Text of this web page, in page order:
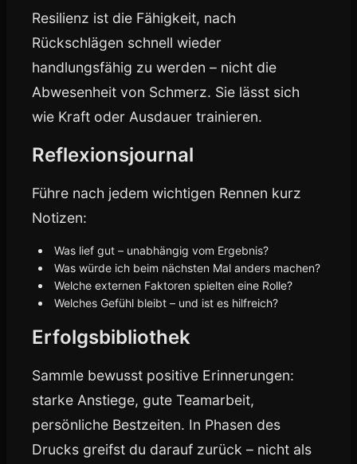
Resilienz ist die Fähigkeit, nach
Rückschlägen schnell wieder
handlungsfähig zu werden – nicht die
Abwesenheit von Schmerz. Sie lässt sich
wie Kraft oder Ausdauer trainieren.
Reflexionsjournal
Führe nach jedem wichtigen Rennen kurz
Notizen:
Was lief gut – unabhängig vom Ergebnis?
Was würde ich beim nächsten Mal anders machen?
Welche externen Faktoren spielten eine Rolle?
Welches Gefühl bleibt – und ist es hilfreich?
Erfolgsbibliothek
Sammle bewusst positive Erinnerungen:
starke Anstiege, gute Teamarbeit,
persönliche Bestzeiten. In Phasen des
Drucks greifst du darauf zurück – nicht als